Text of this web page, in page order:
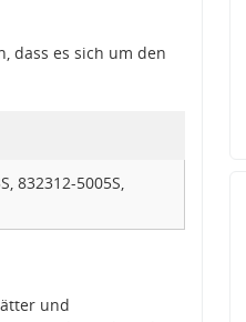
dass es sich um den
832312-5005S,
und